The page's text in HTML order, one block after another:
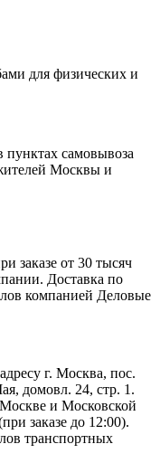
для физических и
самовывоза
Москвы и
заказе от 30 тысяч
Доставка по
компанией Деловые
г. Москва, пос.
домовл. 24, стр. 1.
и Московской
заказе до 12:00).
транспортных